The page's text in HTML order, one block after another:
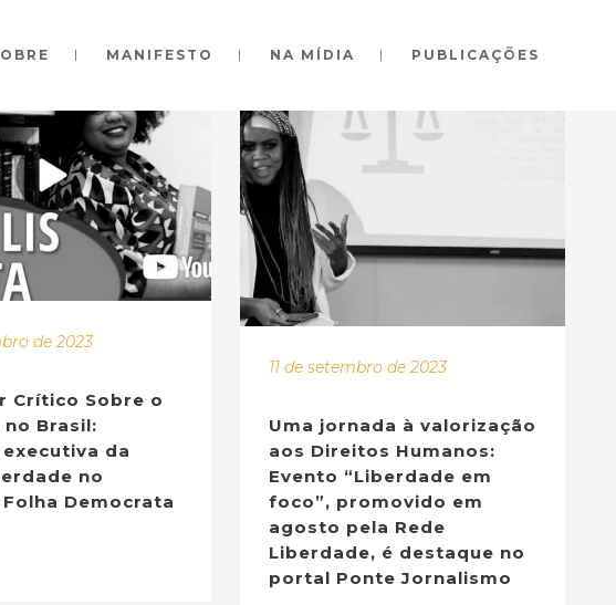
MANIFESTO NA MÍDIA PUBLICAÇÕES
de 2023
Crítico Sobre o
no Brasil:
da
no
Democrata
11 de setembro de 2023
Uma jornada à valorização
aos Direitos Humanos:
Evento “Liberdade em
foco”, promovido em
agosto pela Rede
Liberdade, é destaque no
portal Ponte Jornalismo